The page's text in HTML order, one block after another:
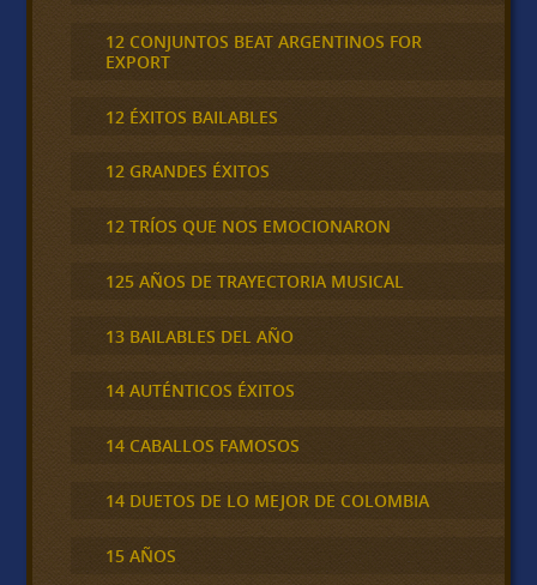
12 CONJUNTOS BEAT ARGENTINOS FOR
EXPORT
12 ÉXITOS BAILABLES
12 GRANDES ÉXITOS
12 TRÍOS QUE NOS EMOCIONARON
125 AÑOS DE TRAYECTORIA MUSICAL
13 BAILABLES DEL AÑO
14 AUTÉNTICOS ÉXITOS
14 CABALLOS FAMOSOS
14 DUETOS DE LO MEJOR DE COLOMBIA
15 AÑOS